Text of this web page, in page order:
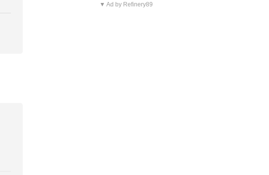
▼ Ad by Refinery89